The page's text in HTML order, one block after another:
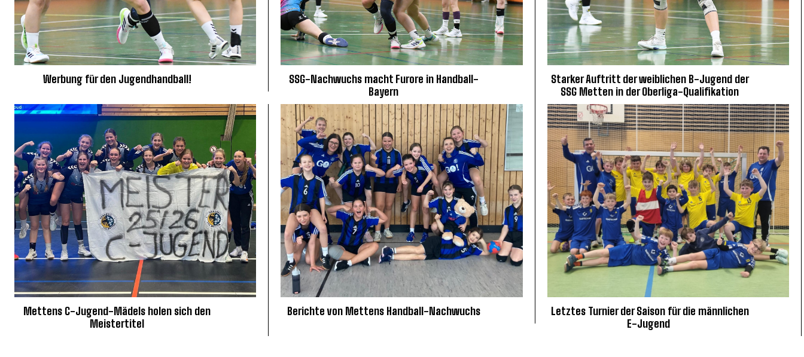
Werbung für den Jugendhandball!
SSG-Nachwuchs macht Furore in Handball-
Bayern
Starker Auftritt der weiblichen B-Jugend der
SSG Metten in der Oberliga-Qualifikation
Mettens C-Jugend-Mädels holen sich den
Meistertitel
Berichte von Mettens Handball-Nachwuchs
Letztes Turnier der Saison für die männlichen
E-Jugend